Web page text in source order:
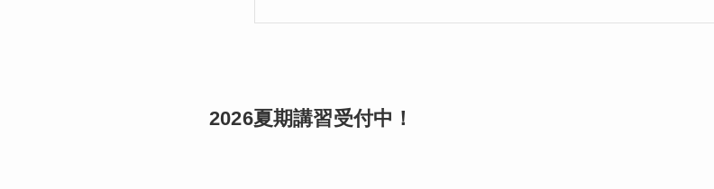
2026夏期講習受付中！